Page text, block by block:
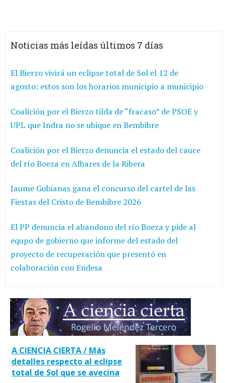
Noticias más leídas últimos 7 días
El Bierzo vivirá un eclipse total de Sol el 12 de
agosto: estos son los horarios municipio a municipio
Coalición por el Bierzo tilda de “fracaso” de PSOE y
UPL que Indra no se ubique en Bembibre
Coalición por el Bierzo denuncia el estado del cauce
del río Boeza en Albares de la Ribera
Jaume Gubianas gana el concurso del cartel de las
Fiestas del Cristo de Bembibre 2026
El PP denuncia el abandono del río Boeza y pide al
equpo de gobierno que informe del estado del
proyecto de recuperación que presentó en
colaboración con Endesa
A CIENCIA CIERTA / Más
detalles respecto al eclipse
total de Sol que se avecina